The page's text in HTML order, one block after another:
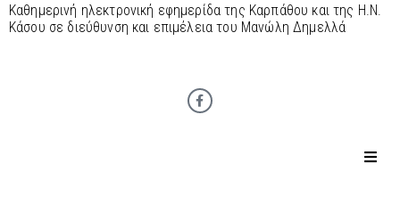
Καθημερινή ηλεκτρονική εφημερίδα της Καρπάθου και της Η.Ν.
Κάσου σε διεύθυνση και επιμέλεια του Μανώλη Δημελλά